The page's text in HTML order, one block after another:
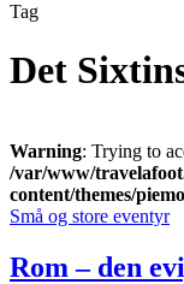
Tag
Det
Warning: Trying to
/var/www/
content/themes/
Små og store eventyr
Rom – den